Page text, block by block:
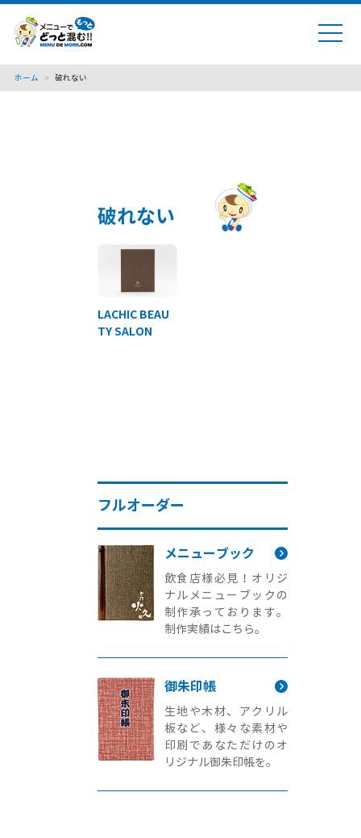
ホーム > 破れない
フルオーダー
メニューブック
飲食店様必見！オリジ
ナルメニューブックの
制作承っております。
制作実績はこちら。
御朱印帳
生地や木材、アクリル
板など、様々な素材や
印刷であなただけのオ
リジナル御朱印帳を。
破れない
LACHIC BEAU
TY SALON